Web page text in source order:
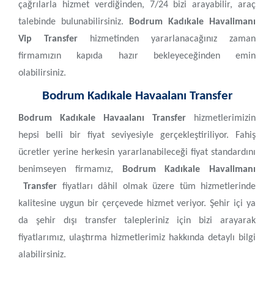
çağrılarla hizmet verdiğinden, 7/24 bizi arayabilir, araç
talebinde bulunabilirsiniz. Bodrum Kadıkale Havalimanı
Vip Transfer hizmetinden yararlanacağınız zaman
firmamızın kapıda hazır bekleyeceğinden emin
olabilirsiniz.
Bodrum Kadıkale Havaalanı Transfer
Bodrum Kadıkale Havaalanı Transfer hizmetlerimizin
hepsi belli bir fiyat seviyesiyle gerçekleştiriliyor. Fahiş
ücretler yerine herkesin yararlanabileceği fiyat standardını
benimseyen firmamız, Bodrum Kadıkale Havalimanı
Transfer fiyatları dâhil olmak üzere tüm hizmetlerinde
kalitesine uygun bir çerçevede hizmet veriyor. Şehir içi ya
da şehir dışı transfer talepleriniz için bizi arayarak
fiyatlarımız, ulaştırma hizmetlerimiz hakkında detaylı bilgi
alabilirsiniz.